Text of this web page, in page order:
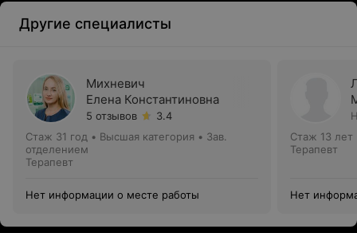
Другие специалисты
Михневич
Елена Константиновна
5 отзывов
3.4
Стаж 31 год • Высшая категория • Зав.
отделением
Терапевт
Нет информации о месте работы
Стаж 13 лет
Терапевт
Нет